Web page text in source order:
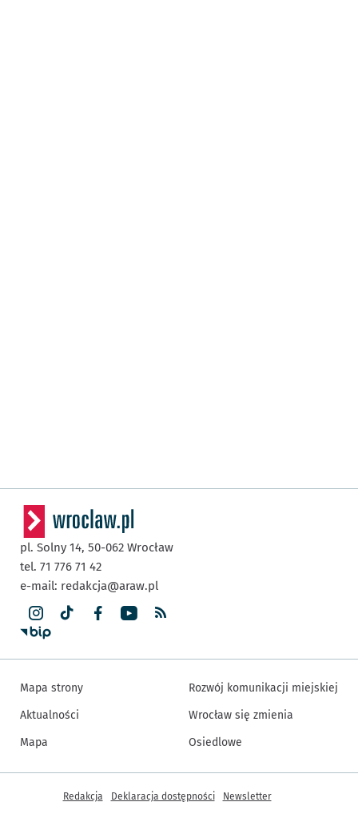
pl. Solny 14, 50-062 Wrocław
tel. 71 776 71 42
e-mail: redakcja@araw.pl
Mapa strony
Aktualności
Mapa
Rozwój komunikacji miejskiej
Wrocław się zmienia
Osiedlowe
Inne informacje
Redakcja Deklaracja dostępności Newsletter